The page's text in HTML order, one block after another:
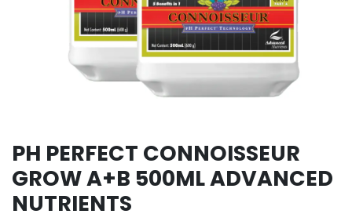
PH PERFECT CONNOISSEUR
GROW A+B 500ML ADVANCED
NUTRIENTS